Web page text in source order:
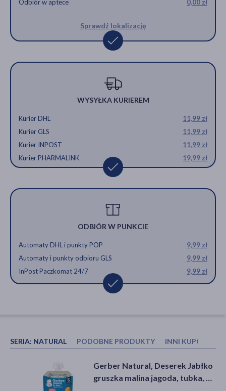
Odbiór w aptece 0,00 zł
Sprawdź lokalizację
WYSYŁKA KURIEREM
Kurier DHL
11,99 zł
Kurier GLS
11,99 zł
Kurier INPOST
11,99 zł
Kurier PHARMALINK
19,99 zł
ODBIÓR W PUNKCIE
Automaty DHL i punkty POP
9,99 zł
Automaty i punkty odbioru GLS
9,99 zł
InPost Paczkomat 24/7
9,99 zł
SERIA: NATURAL PODOBNE PRODUKTY INNI KUPOWALI
BoboVita, jabłka i truskawki z
bananem, mus, 6 m+, 80 g
Gerber Natural, Deserek Jabłko
gruszka malina jagoda, tubka, 6
Gerber Natural, Deserek Jabłko
gruszka malina jagoda, tubka, 6